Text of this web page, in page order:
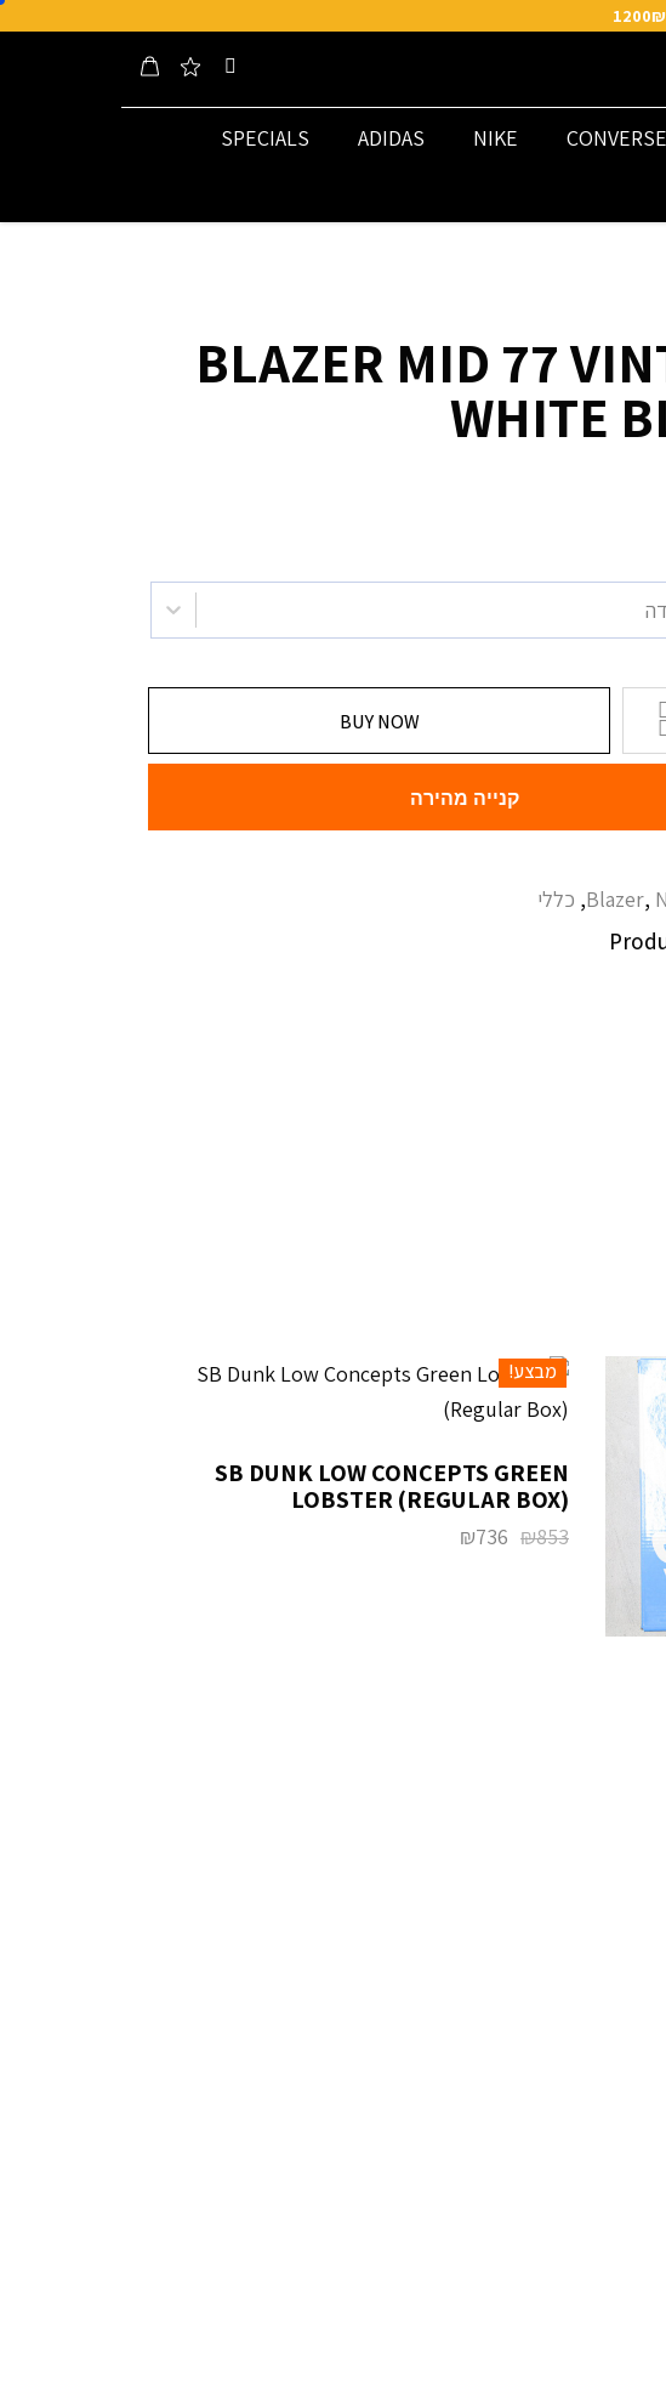
NIKE
ADIDAS
SPECIALS
BLAZER MID 77
WHITE
BUY NOW
קנייה מהירה
Blazer,
, כללי
מבצע!
SB DUNK LOW CONCEPTS GREEN
LOBSTER (REGULAR BOX)
₪853
₪736